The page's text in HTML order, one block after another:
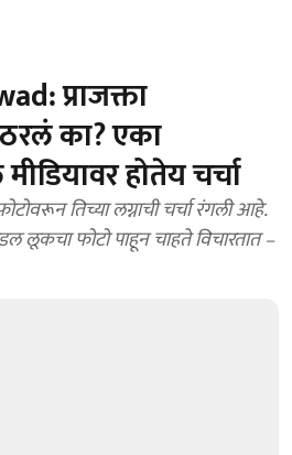
प्राजक्ता
का? एका
होतेय चर्चा
तिच्या लग्नाची चर्चा रंगली आहे.
लूकचा फोटो पाहून चाहते विचारतात –